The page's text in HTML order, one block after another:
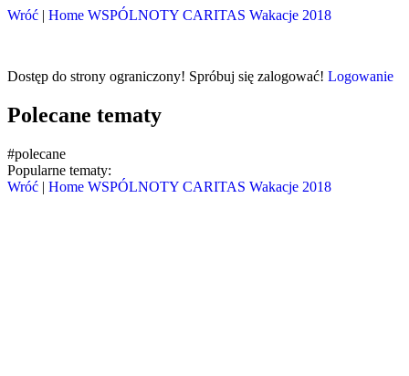
Wróć | Home WSPÓLNOTY CARITAS Wakacje 2018
Dostęp do strony ograniczony! Spróbuj się zalogować! Logowanie
Polecane tematy
#polecane
Popularne tematy:
Wróć | Home WSPÓLNOTY CARITAS Wakacje 2018